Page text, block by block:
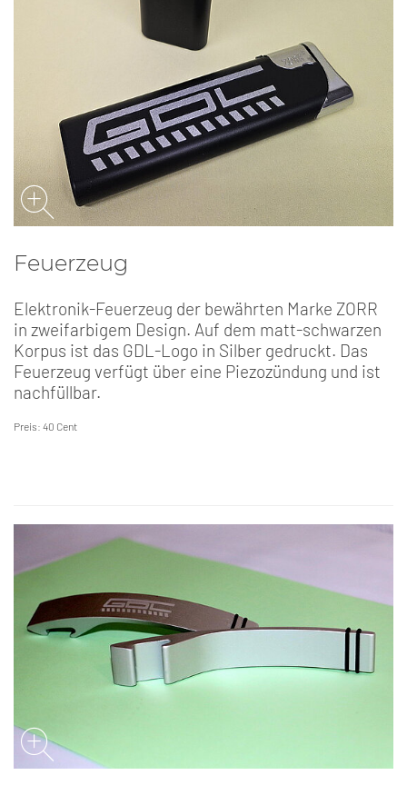
Feuerzeug
Elektronik-Feuerzeug der bewährten Marke ZORR
in zweifarbigem Design. Auf dem matt-schwarzen
Korpus ist das GDL-Logo in Silber gedruckt. Das
Feuerzeug verfügt über eine Piezozündung und ist
nachfüllbar.
Preis: 40 Cent